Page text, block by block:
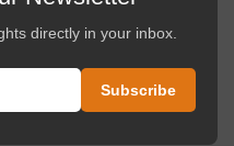
directly in your inbox.